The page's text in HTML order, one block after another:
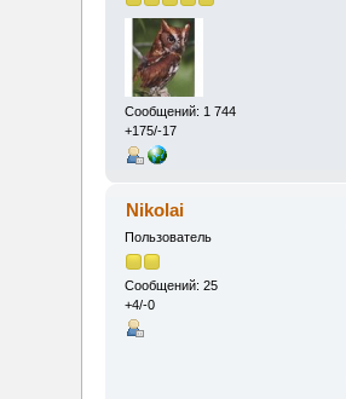
Сообщений: 1 744
+175/-17
Nikolai
Пользователь
Сообщений: 25
+4/-0